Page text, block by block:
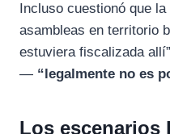
Incluso cuestionó que
asambleas en territorio
estuviera fiscalizada
— “legalmente no es
Los escenarios